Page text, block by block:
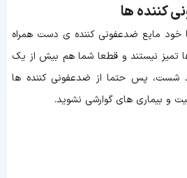
کننده ها
خود مایع ضدعفونی کننده ی دست همراه
تمیز نیستند و قطعا شما هم بیش از یک
شست، پس حتما از ضدعفونی کننده ها
و بیماری های گوارشی نشوید.